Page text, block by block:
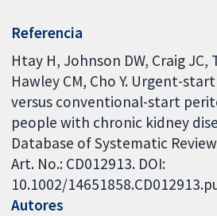
Referencia
Htay H, Johnson DW, Craig JC,
Hawley CM, Cho Y. Urgent-
versus conventional-start
people with chronic kidney
Database of Systematic
Art. No.: CD012913. DOI:
10.1002/
Autores